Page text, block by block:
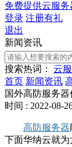
免费提供云服
登录 注册有礼
退出
新闻资讯
搜索热词： 云
首页 新闻资讯
国外高防服务
时间 : 2022-08-
高防服务器
下面华纳云就